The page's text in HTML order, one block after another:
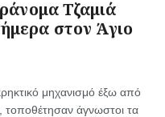
Τζαμιά
στον Άγιο
μηχανισμό έξω από
τοποθέτησαν άγνωστοι τα